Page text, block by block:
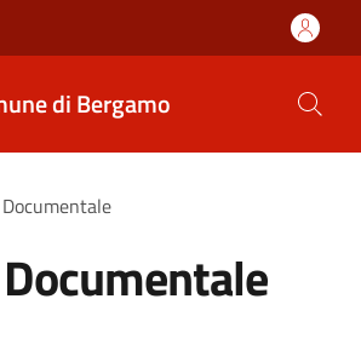
di Bergamo
pane